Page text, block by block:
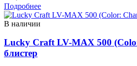
Подробнее
В наличии
Lucky Craft LV-MAX 500
блистер